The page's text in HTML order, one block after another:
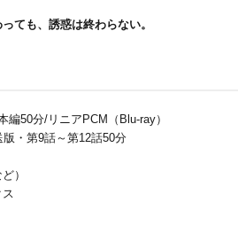
ても、誘惑は終わらない。
50分/リニアPCM（Blu-ray）
・第9話～第12話50分
）